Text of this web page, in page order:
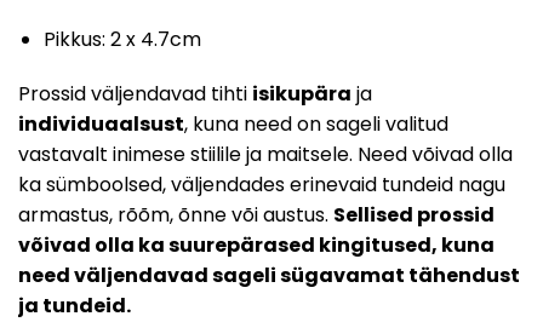
Pikkus: 2 x 4.7cm
Prossid väljendavad tihti isikupära ja
individuaalsust, kuna need on sageli valitud
vastavalt inimese stiilile ja maitsele. Need võivad olla
ka sümboolsed, väljendades erinevaid tundeid nagu
armastus, rõõm, õnne või austus. Sellised prossid
võivad olla ka suurepärased kingitused, kuna
need väljendavad sageli sügavamat tähendust
ja tundeid.